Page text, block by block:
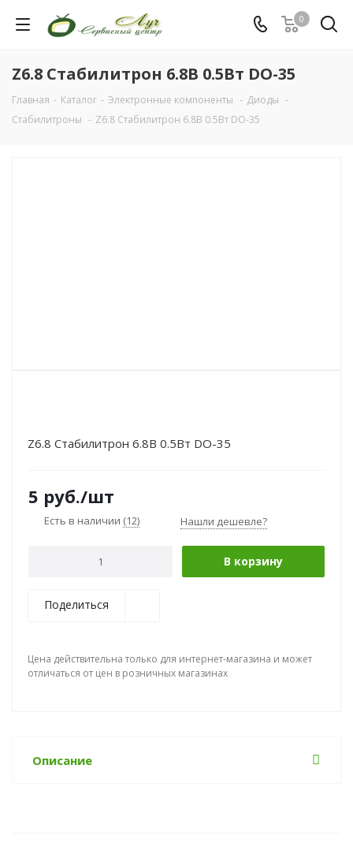
0
Z6.8 Стабилитрон 6.8В 0.5Вт DO-35
Главная - Каталог - Электронные компоненты - Диоды -
Стабилитроны - Z6.8 Стабилитрон 6.8В 0.5Вт DO-35
Z6.8 Стабилитрон 6.8В 0.5Вт DO-35
5 руб./шт
Есть в наличии (12) Нашли дешевле?
В корзину
Поделиться
Цена действительна только для интернет-магазина и может
отличаться от цен в розничных магазинах
Описание